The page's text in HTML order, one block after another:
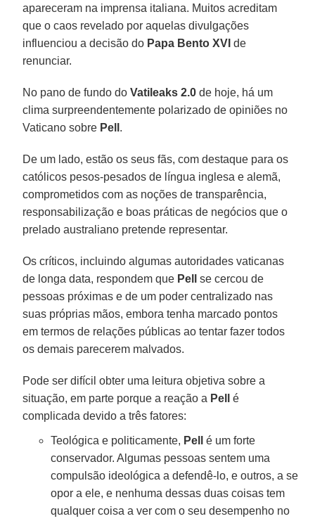
apareceram na imprensa italiana. Muitos acreditam
que o caos revelado por aquelas divulgações
influenciou a decisão do Papa Bento XVI de
renunciar.
No pano de fundo doVatileaks 2.0 de hoje, há um
clima surpreendentemente polarizado de opiniões no
Vaticano sobre Pell .
De um lado, estão os seus fãs, com destaque para os
católicos pesos-pesados de língua inglesa e alemã,
comprometidos com as noções de transparência,
responsabilização e boas práticas de negócios que o
prelado australiano pretende representar.
Os críticos, incluindo algumas autoridades vaticanas
de longa data, respondem que Pell
se cercou de
pessoas próximas e de um poder centralizado nas
suas próprias mãos, embora tenha marcado pontos
em termos de relações públicas ao tentar fazer todos
os demais parecerem malvados.
Pode ser difícil obter uma leitura objetiva sobre a
situação, em parte porque a reação a Pell
é
complicada devido a três fatores:
Teológica e politicamente, Pell
é um forte
conservador. Algumas pessoas sentem uma
compulsão ideológica a defendê-lo, e outros, a se
opor a ele, e nenhuma dessas duas coisas tem
qualquer coisa a ver com o seu desempenho no